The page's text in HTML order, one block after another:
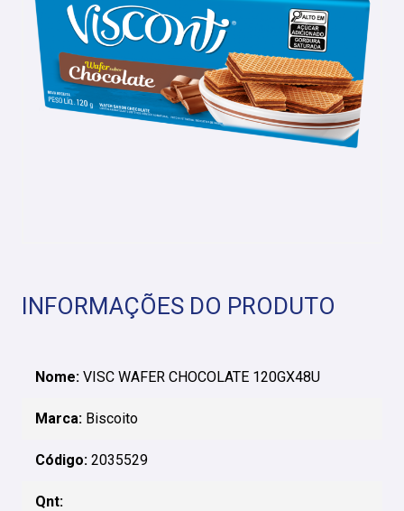
INFORMAÇÕES DO PRODUTO
Nome: VISC WAFER CHOCOLATE 120GX48U
Marca: Biscoito
Código: 2035529
Qnt: